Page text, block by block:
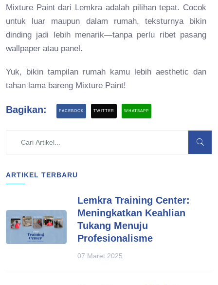
Mixture Paint dari Lemkra adalah pilihan tepat. Cocok
untuk luar maupun dalam rumah, teksturnya bikin
dinding jadi lebih menarik—tanpa perlu ribet pasang
wallpaper atau panel.
Yuk, bikin tampilan rumah kamu lebih aesthetic dan
tahan lama bareng Mixture Paint!
Bagikan: FACEBOOK TWITTER WHATSAPP
ARTIKEL TERBARU
Lemkra Training Center:
Meningkatkan Keahlian
Tukang Menuju
Profesionalisme
07 Maret 2025